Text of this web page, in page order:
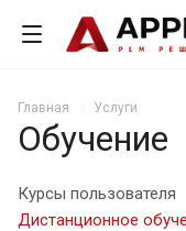
Главная Услуги
Обучение
Курсы пользователя
Дистанционное